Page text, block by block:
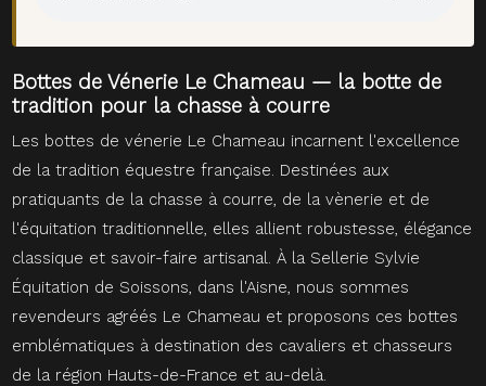
Bottes de Vénerie Le Chameau — la botte de
tradition pour la chasse à courre
Les bottes de vénerie Le Chameau incarnent l'excellence
de la tradition équestre française. Destinées aux
pratiquants de la chasse à courre, de la vènerie et de
l'équitation traditionnelle, elles allient robustesse, élégance
classique et savoir-faire artisanal. À la Sellerie Sylvie
Équitation de Soissons, dans l'Aisne, nous sommes
revendeurs agréés Le Chameau et proposons ces bottes
emblématiques à destination des cavaliers et chasseurs
de la région Hauts-de-France et au-delà.